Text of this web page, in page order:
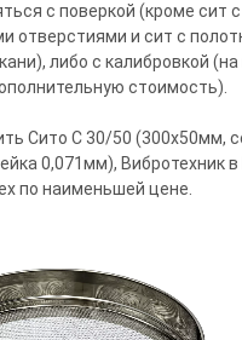
с поверкой (кроме сит с
отверстиями и сит с
либо с калибровкой
стоимость).
Сито С 30/50 (300х50мм,
0,071мм), Вибротехник
по наименьшей цене.